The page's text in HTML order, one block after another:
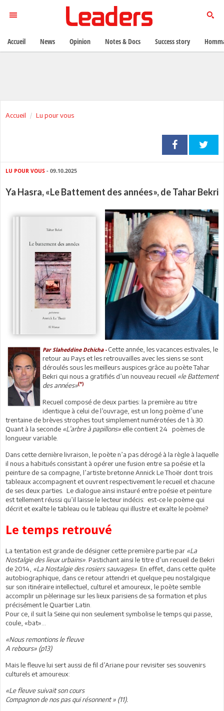
Accueil Lu pour vous
LU POUR VOUS - 09.10.2025
Ya Hasra, «Le Battement des années», de Tahar Bekri
Par Slaheddine Dchicha -Cette année, les vacances estivales, le
retour au Pays et les retrouvailles avec les siens se sont
déroulés sous les meilleurs auspices grâce au poète Tahar
Bekri qui nous a gratifiés d’un nouveau recueil «le Battement
des années»(*)
Recueil composé de deux parties: la première au titre
identique à celui de l’ouvrage, est un long poème d’une
trentaine de brèves strophes tout simplement numérotées de 1 à 30.
Quant à la seconde «L’arbre à papillons» elle contient 24 poèmes de
longueur variable.
Dans cette dernière livraison, le poète n’a pas dérogé à la règle à laquelle
il nous a habitués consistant à opérer une fusion entre sa poésie et la
peinture de sa compagne, l’artiste bretonne Annick Le Thoër dont trois
tableaux accompagnent et ouvrent respectivement le recueil et chacune
de ses deux parties. Le dialogue ainsi instauré entre poésie et peinture
est tellement réussi qu’il laisse le lecteur indécis: est-ce le poème qui
décrit et exalte le tableau ou le tableau qui illustre et exalte le poème?
Le temps retrouvé
La tentation est grande de désigner cette première partie par «La
Nostalgie des lieux urbains» . Pastichant ainsi le titre d’un recueil de Bekri
de 2014, «La Nostalgie des rosiers sauvages» . En effet, dans cette quête
autobiographique, dans ce retour attendri et quelque peu nostalgique
sur son itinéraire intellectuel, culturel et amoureux, le poète semble
accomplir un pèlerinage sur les lieux parisiens de sa formation et plus
précisément le Quartier Latin.
Pour ce, il suit la Seine qui non seulement symbolise le temps qui passe,
coule, «bat»…
«Nous remontions le fleuve
A rebours» (p13)
Mais le fleuve lui sert aussi de fil d’Ariane pour revisiter ses souvenirs
culturels et amoureux:
«Le fleuve suivait son cours
Compagnon de nos pas qui résonnent » (11).
Accueil News Opinion Notes & Docs Success story